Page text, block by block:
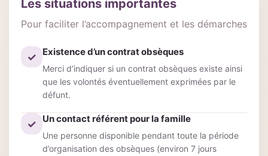
Les situations importantes
Pour faciliter l’accompagnement et les démarches
✓ Existence d’un contrat obsèques
Merci d’indiquer si un contrat obsèques existe ainsi
que les volontés éventuellement exprimées par le
défunt.
✓ Un contact référent pour la famille
Une personne disponible pendant toute la période
d’organisation des obsèques (environ 7 jours